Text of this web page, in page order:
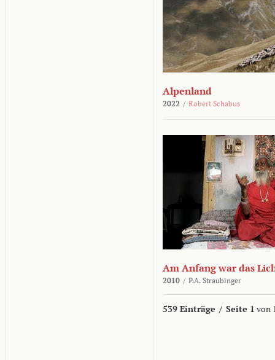
Alpenland
2022 / Robert Schabus
Am Anfang war das
2010 / P.A. Straubinger
539 Einträge / Seite 1 von